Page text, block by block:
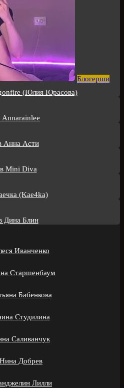
Блогерши
(Юлия Юрасова)
Annarainlee
Анна Асти
Mini Diva
(Kae4ka)
Дина Блин
Иванченко
Старшенбаум
Бабенкова
Студилина
Саливанчук
Добрев
Лилли